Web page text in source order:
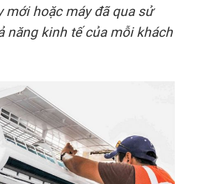
mới hoặc máy đã qua sử
năng kinh tế của mỗi khách